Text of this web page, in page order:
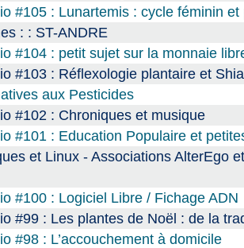
#105 : Lunartemis : cycle féminin et
: : ST-ANDRE
#104 : petit sujet sur la monnaie
#103 : Réflexologie plantaire et
aux Pesticides
#102 : Chroniques et musique
#101 : Education Populaire et
et Linux - Associations AlterEgo
#100 : Logiciel Libre / Fichage ADN
#99 : Les plantes de Noël : de la
#98 : L’accouchement à domicile